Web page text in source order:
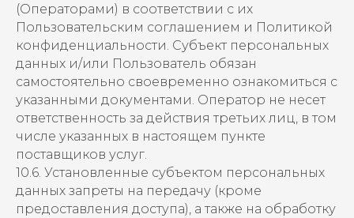
(Операторами) в соответствии с их
Пользовательским соглашением и Политикой
конфиденциальности. Субъект персональных
данных и/или Пользователь обязан
самостоятельно своевременно ознакомиться с
указанными документами. Оператор не несет
ответственность за действия третьих лиц, в том
числе указанных в настоящем пункте
поставщиков услуг.
10.6. Установленные субъектом персональных
данных запреты на передачу (кроме
предоставления доступа), а также на обработку